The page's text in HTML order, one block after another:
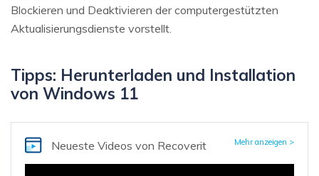
Blockieren und Deaktivieren der computergestützten
Aktualisierungsdienste vorstellt.
Tipps: Herunterladen und Installation
von Windows 11
Neueste Videos von Recoverit Mehr anzeigen >